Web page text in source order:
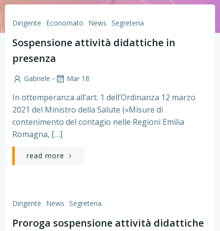
Dirigente Economato News Segreteria
Sospensione attività didattiche in
presenza
Gabriele - Mar 18
In ottemperanza all’art. 1 dell’Ordinanza 12 marzo
2021 del Ministro della Salute («Misure di
contenimento del contagio nelle Regioni Emilia
Romagna, […]
read more
Dirigente News Segreteria
Proroga sospensione attività didattiche